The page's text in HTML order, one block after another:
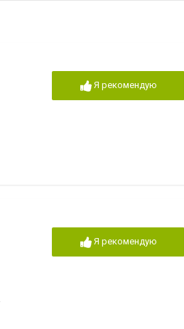
Я рекомендую
Я рекомендую